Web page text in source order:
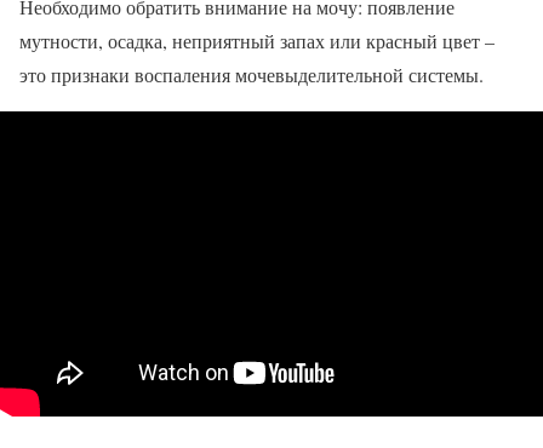
Необходимо обратить внимание на мочу: появление
мутности, осадка, неприятный запах или красный цвет –
это признаки воспаления мочевыделительной системы.